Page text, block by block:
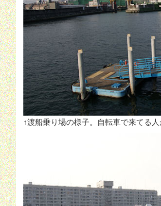
↑渡船乗り場の様子。自転車で来てる人